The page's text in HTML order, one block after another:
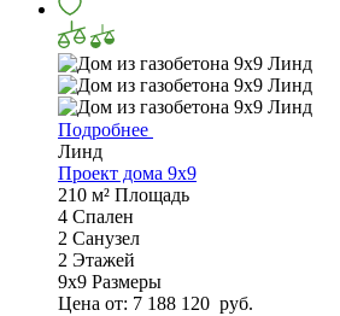
Подробнее
Линд
Проект дома 9х9
210 м² Площадь
4 Спален
2 Санузел
2 Этажей
9х9 Размеры
Цена от: 7 188 120 руб.